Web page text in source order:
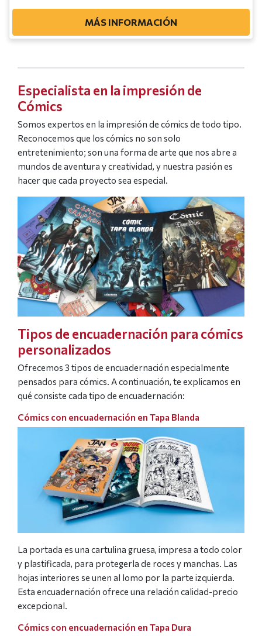
MÁS INFORMACIÓN
Especialista en la impresión de
Cómics
Somos expertos en la impresión de cómics de todo tipo.
Reconocemos que los cómics no son solo
entretenimiento; son una forma de arte que nos abre a
mundos de aventura y creatividad, y nuestra pasión es
hacer que cada proyecto sea especial.
Tipos de encuadernación para cómics
personalizados
Ofrecemos 3 tipos de encuadernación especialmente
pensados para cómics. A continuación, te explicamos en
qué consiste cada tipo de encuadernación:
Cómics con encuadernación en Tapa Blanda
La portada es una cartulina gruesa, impresa a todo color
y plastificada, para protegerla de roces y manchas. Las
hojas interiores se unen al lomo por la parte izquierda.
Esta encuadernación ofrece una relación calidad-precio
excepcional.
Cómics con encuadernación en Tapa Dura